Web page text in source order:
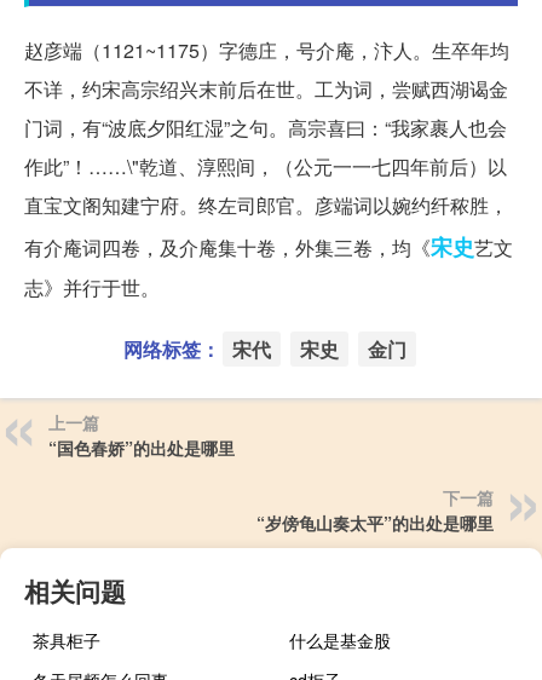
赵彦端（1121~1175）字德庄，号介庵，汴人。生卒年均
不详，约宋高宗绍兴末前后在世。工为词，尝赋西湖谒金
门词，有“波底夕阳红湿”之句。高宗喜曰：“我家裹人也会
作此”！……\"乾道、淳熙间，（公元一一七四年前后）以
直宝文阁知建宁府。终左司郎官。彦端词以婉约纤秾胜，
有介庵词四卷，及介庵集十卷，外集三卷，均《宋史艺文
志》并行于世。
网络标签： 宋代 宋史 金门
上一篇
“国色春娇”的出处是哪里
下一篇
“岁傍龟山奏太平”的出处是哪里
相关问题
茶具柜子
什么是基金股